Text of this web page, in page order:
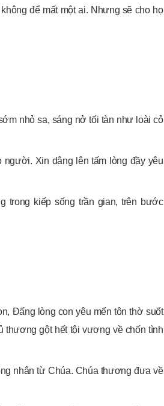
để mất một ai. Nhưng sẽ cho họ
nhỏ sa, sáng nở tối tàn như loài cỏ
Xin dâng lên tấm lòng đầy yêu
trong kiếp sống trần gian, trên bước
Đấng lòng con yêu mến tôn thờ suốt
thương gột hết tội vương về chốn tình
nhân từ Chúa. Chúa thương đưa về